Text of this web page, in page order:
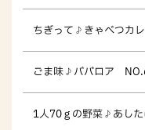
ちぎって♪きゃべつカ
ごま味♪ババロア
1人70ｇの野菜♪あし